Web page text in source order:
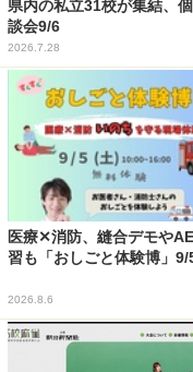
県内の私立31校が集結、
談会9/6
2026.7.28
医療✕消防、縫合デモや
習も「おしごと体験博」9/
2026.8.6